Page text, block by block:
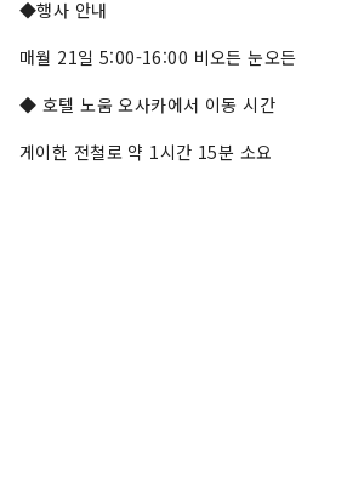
◆행사 안내
매월 21일 5:00-16:00 비오든 눈오든
◆ 호텔 노움 오사카에서 이동 시간
게이한 전철로 약 1시간 15분 소요